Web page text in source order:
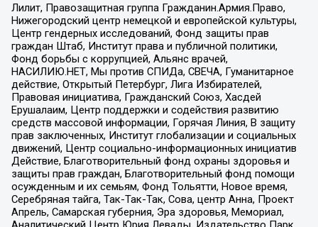
Лилит, Правозащитная группа Гражданин.Армия.Право,
Нижегородский центр немецкой и европейской культуры,
Центр гендерных исследований, Фонд защиты прав
граждан Штаб, Институт права и публичной политики,
Фонд борьбы с коррупцией, Альянс врачей,
НАСИЛИЮ.НЕТ, Мы против СПИДа, СВЕЧА, Гуманитарное
действие, Открытый Петербург, Лига Избирателей,
Правовая инициатива, Гражданский Союз, Хасдей
Ерушалаим, Центр поддержки и содействия развитию
средств массовой информации, Горячая Линия, В защиту
прав заключенных, Институт глобализации и социальных
движений, Центр социально-информационных инициатив
Действие, Благотворительный фонд охраны здоровья и
защиты прав граждан, Благотворительный фонд помощи
осужденным и их семьям, Фонд Тольятти, Новое время,
Серебряная тайга, Так-Так-Так, Сова, центр Анна, Проект
Апрель, Самарская губерния, Эра здоровья, Мемориал,